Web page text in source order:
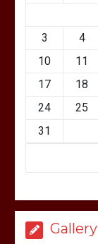
3
4
10
11
17
18
24
25
31
Gallery